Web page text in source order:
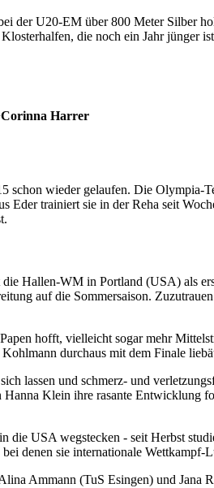
der U20-EM über 800 Meter Silber
die noch ein Jahr jünger
Harrer
schon wieder gelaufen. Die
Eder trainiert sie in der Reha seit
Hallen-WM in Portland (USA) als
auf die Sommersaison.
hofft, vielleicht sogar mehr
durchaus mit dem Finale
lassen und schmerz- und
Klein ihre rasante Entwicklung
die USA wegstecken - seit Herbst
denen sie internationale Wettkampf-
Ammann (TuS Esingen) und Jana